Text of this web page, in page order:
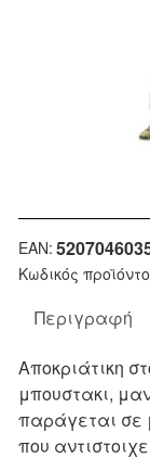
Περιγραφή
Αποκριάτικη
μπουστακι,
παράγεται σε
που
Κωδικός
EAN: